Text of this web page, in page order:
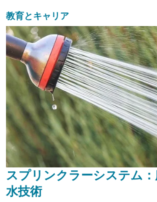
教育とキャリア
スプリンクラーシステム
水技術